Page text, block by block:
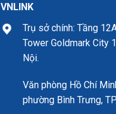
VNLINK
Trụ sở chính: Tầng
Tower Goldmark City
Nội.
Văn phòng Hồ Chí
phường Bình Trưng,